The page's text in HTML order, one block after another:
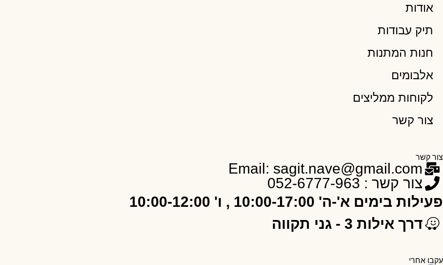
אודות
תיק עבודות
חנות המתנות
אלבומים
לקוחות ממליצים
צור קשר
צור קשר
Email: sagit.nave@gmail.com
צור קשר : 052-6777-963
פעילות בימים א'-ה' 10:00-17:00 , ו' 10:00-12:00
דרך אילות 3 - גני תקווה
עקבו אחרי